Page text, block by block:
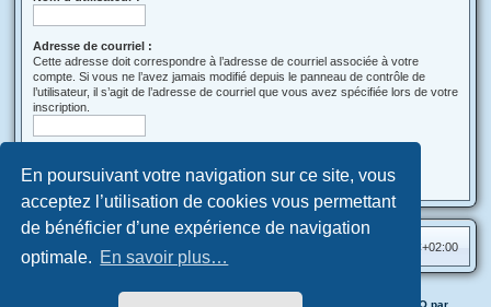
En poursuivant votre navigation sur ce site, vous
acceptez l’utilisation de cookies vous permettant
de bénéficier d’une expérience de navigation
optimale. En savoir plus…
Adresse de courriel :
Cette adresse doit correspondre à l’adresse de courriel associée à votre
compte. Si vous ne l’avez jamais modifié depuis le panneau de contrôle de
l’utilisateur, il s’agit de l’adresse de courriel que vous avez spécifiée lors de votre
inscription.
UTC+02:00
Application & Forum officiels CRX delSol mises en place avec HECCHO par